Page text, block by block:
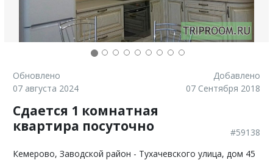
Обновлено
07 августа 2024
Добавлено
07 Сентября 2018
Сдается 1 комнатная
квартира посуточно
#59138
Кемерово, Заводской район - Тухачевского улица, дом 45